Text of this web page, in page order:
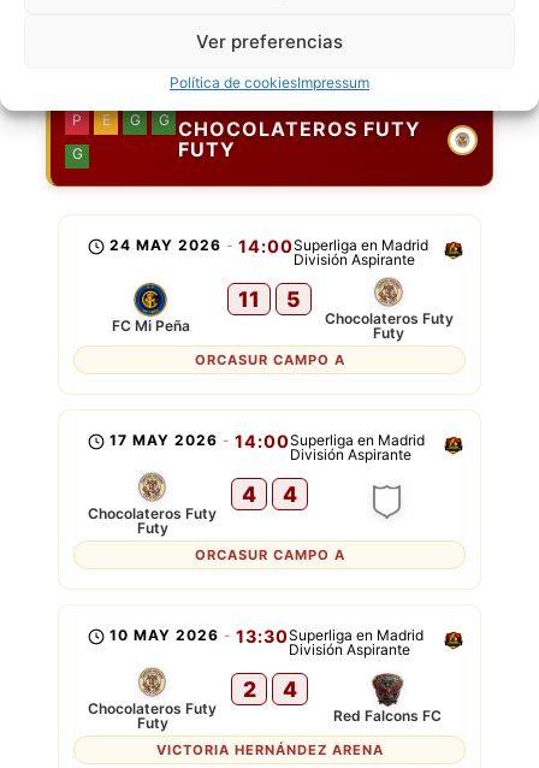
Ver preferencias
Política de cookiesImpressum
CHOCOLATEROS FUTY
FUTY
P E G
G
G
Superliga en Madrid
División Aspirante
24 MAY 2026 - 14:00
FC Mi Peña
11 5
Chocolateros Futy
Futy
ORCASUR CAMPO A
Superliga en Madrid
División Aspirante
17 MAY 2026 - 14:00
Chocolateros Futy
Futy
4 4
ORCASUR CAMPO A
Superliga en Madrid
División Aspirante
10 MAY 2026 - 13:30
Chocolateros Futy
Futy
2 4
Red Falcons FC
VICTORIA HERNÁNDEZ ARENA